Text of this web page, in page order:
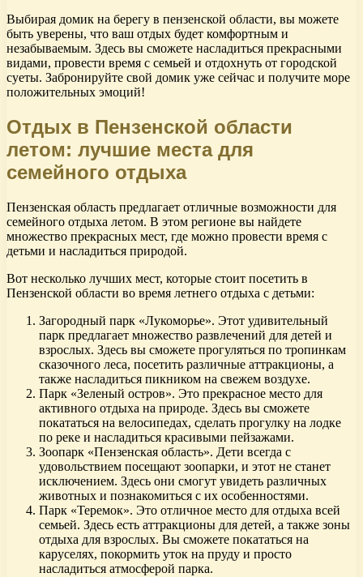
Выбирая домик на берегу в пензенской области, вы можете
быть уверены, что ваш отдых будет комфортным и
незабываемым. Здесь вы сможете насладиться прекрасными
видами, провести время с семьей и отдохнуть от городской
суеты. Забронируйте свой домик уже сейчас и получите море
положительных эмоций!
Отдых в Пензенской области
летом: лучшие места для
семейного отдыха
Пензенская область предлагает отличные возможности для
семейного отдыха летом. В этом регионе вы найдете
множество прекрасных мест, где можно провести время с
детьми и насладиться природой.
Вот несколько лучших мест, которые стоит посетить в
Пензенской области во время летнего отдыха с детьми:
Загородный парк «Лукоморье». Этот удивительный
парк предлагает множество развлечений для детей и
взрослых. Здесь вы сможете прогуляться по тропинкам
сказочного леса, посетить различные аттракционы, а
также насладиться пикником на свежем воздухе.
Парк «Зеленый остров». Это прекрасное место для
активного отдыха на природе. Здесь вы сможете
покататься на велосипедах, сделать прогулку на лодке
по реке и насладиться красивыми пейзажами.
Зоопарк «Пензенская область». Дети всегда с
удовольствием посещают зоопарки, и этот не станет
исключением. Здесь они смогут увидеть различных
животных и познакомиться с их особенностями.
Парк «Теремок». Это отличное место для отдыха всей
семьей. Здесь есть аттракционы для детей, а также зоны
отдыха для взрослых. Вы сможете покататься на
каруселях, покормить уток на пруду и просто
насладиться атмосферой парка.